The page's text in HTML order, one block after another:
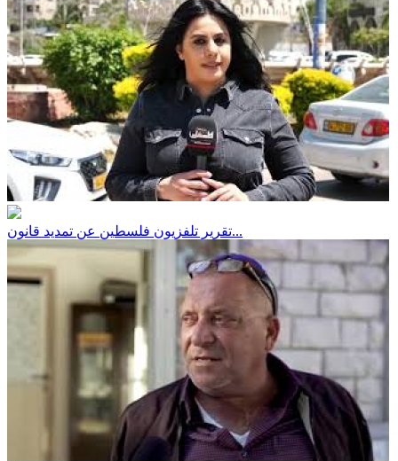
تقرير تلفزيون فلسطين عن تمديد قانون...